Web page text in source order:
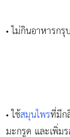
•ไม่กินอาหารกรุ
•ใช้สมุนไพรที่มีก
มะกรูด และเพิ่ม